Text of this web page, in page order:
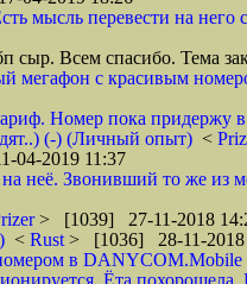
мысль перевести на него
Всем спасибо. Тема
мегафон с красивым
Номер пока придержу
(-) (Личный опыт) <
2019 11:37
неё. Звонивший то же
> [1039] 27-11-2018
< Rust > [1036] 28-11-2018
номером в DANYCOM.Mobile
Ёта